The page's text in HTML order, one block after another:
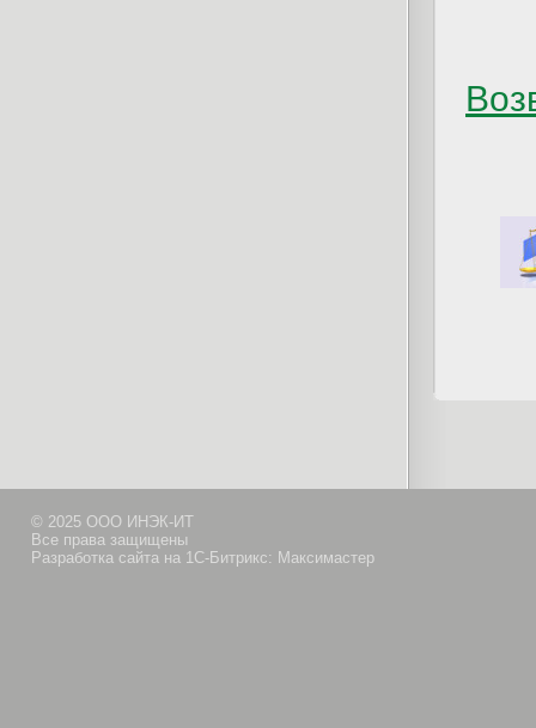
© 2025 ООО ИНЭК-ИТ
Все права защищены
Разработка сайта на 1С-Битрикс: Максимастер